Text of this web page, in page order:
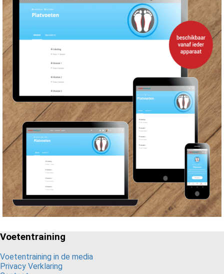
Voetentraining
Voetentraining in de media
Privacy Verklaring